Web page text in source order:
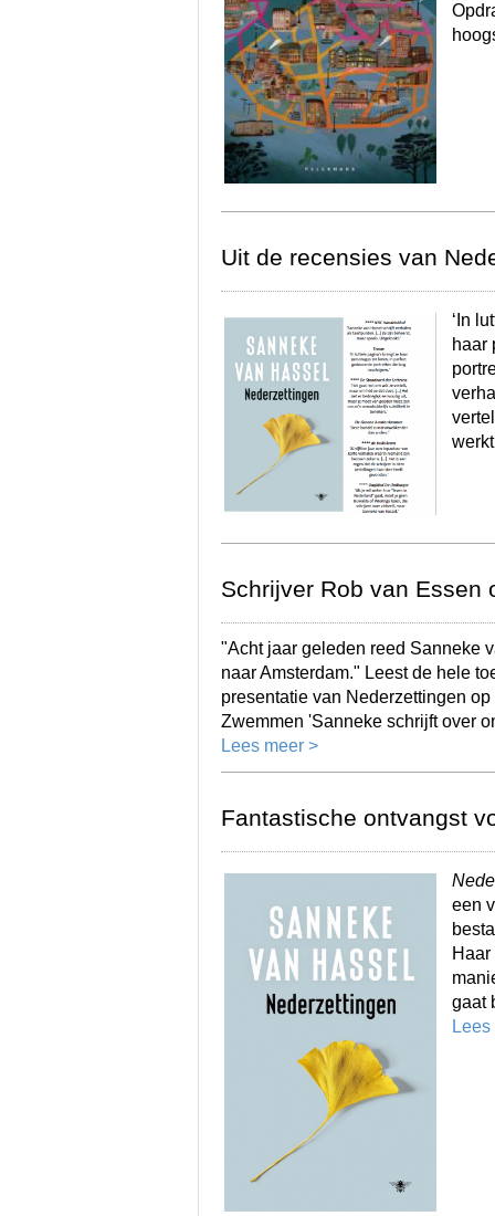
Uit de recensies van
‘In
haar
Schrijver Rob van Essen
"Acht jaar geleden reed Sanneke
naar Amsterdam." Leest de hele
presentatie van Nederzettingen
Zwemmen 'Sanneke schrijft over
Lees meer >
Fantastische ontvangst
een
gaat